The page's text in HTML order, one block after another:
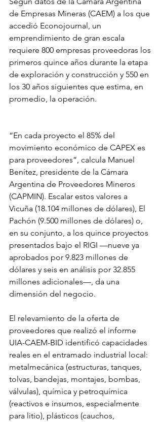
de Empresas Mineras (CAEM) a los que
accedió Econojournal, un
emprendimiento de gran escala
requiere 800 empresas proveedoras los
primeros quince años durante la etapa
de exploración y construcción y 550 en
los 30 años siguientes que estima, en
promedio, la operación.
“En cada proyecto el 85% del
movimiento económico de CAPEX es
para proveedores”, calcula Manuel
Benítez, presidente de la Cámara
Argentina de Proveedores Mineros
(CAPMIN). Escalar estos valores a
Vicuña (18.104 millones de dólares), El
Pachón (9.500 millones de dólares) o,
en su conjunto, a los quince proyectos
presentados bajo el RIGI —nueve ya
aprobados por 9.823 millones de
dólares y seis en análisis por 32.855
millones adicionales—, da una
dimensión del negocio.
El relevamiento de la oferta de
proveedores que realizó el informe
UIA-CAEM-BID identificó capacidades
reales en el entramado industrial local:
metalmecánica (estructuras, tanques,
tolvas, bandejas, montajes, bombas,
válvulas), química y petroquímica
(reactivos e insumos, especialmente
para litio), plásticos (cauchos,